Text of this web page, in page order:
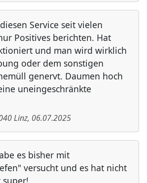
Service seit vielen
Positives berichten. Hat
und man wird wirklich
oder dem sonstigen
genervt. Daumen hoch
uneingeschränkte
Linz, 06.07.2025
es bisher mit
versucht und es hat nicht